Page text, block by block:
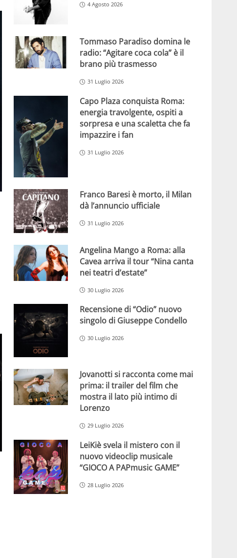
4 Agosto 2026
Tommaso Paradiso domina le
radio: “Agitare coca cola” è il
brano più trasmesso
31 Luglio 2026
Capo Plaza conquista Roma:
energia travolgente, ospiti a
sorpresa e una scaletta che fa
impazzire i fan
31 Luglio 2026
Franco Baresi è morto, il Milan
dà l’annuncio ufficiale
31 Luglio 2026
Angelina Mango a Roma: alla
Cavea arriva il tour “Nina canta
nei teatri d’estate”
30 Luglio 2026
Recensione di “Odio” nuovo
singolo di Giuseppe Condello
30 Luglio 2026
Jovanotti si racconta come mai
prima: il trailer del film che
mostra il lato più intimo di
Lorenzo
29 Luglio 2026
LeiKiè svela il mistero con il
nuovo videoclip musicale
“GIOCO A PAPmusic GAME”
28 Luglio 2026